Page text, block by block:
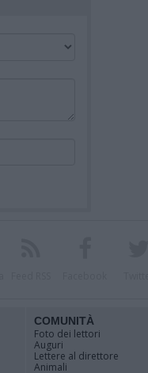
COMUNITÀ
Foto dei lettori
Auguri
Lettere al direttore
Animali